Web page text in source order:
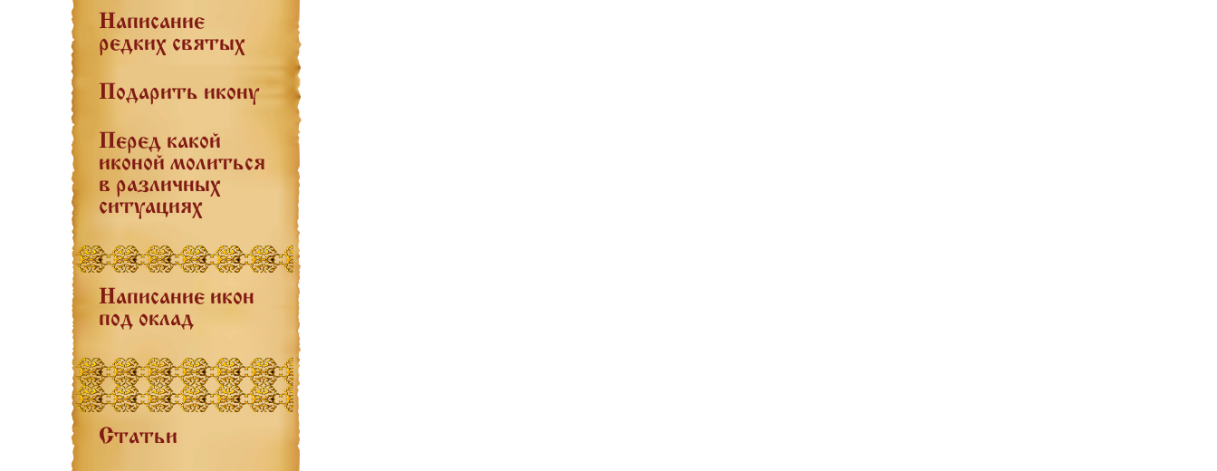
Написание
редких святых
Подарить икону
Перед какой
иконой молиться
в различных
ситуациях
Написание икон
под оклад
Статьи